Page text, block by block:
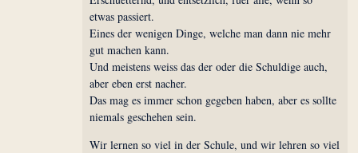
etwas passiert.
Eines der wenigen Dinge, welche man dann nie mehr
gut machen kann.
Und meistens weiss das der oder die Schuldige auch,
aber eben erst nacher.
Das mag es immer schon gegeben haben, aber es sollte
niemals geschehen sein.
Wir lernen so viel in der Schule, und wir lehren so viel